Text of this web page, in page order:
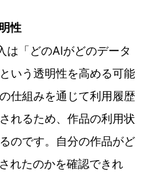
性
「どのAIがどのデータ
いう透明性を高める可能
仕組みを通じて利用履歴
れるため、作品の利用状
のです。自分の作品がど
れたのかを確認できれ